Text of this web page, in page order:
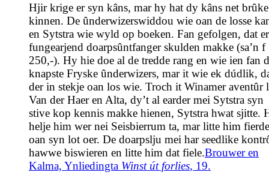
Hjir krige er syn kâns, mar hy hat dy kâns net brûke
kinnen. De ûnderwizerswiddou wie oan de losse
en Sytstra wie wyld op boeken. Fan gefolgen, dat
fungearjend doarpsûntfanger skulden makke (sa’n f
250,-). Hy hie doe al de tredde rang en wie ien fan
knapste Fryske ûnderwizers, mar it wie ek dúdlik,
der in stekje oan los wie. Troch it Winamer aventûr
Van der Haer en Alta, dy’t al earder mei Sytstra syn
stive kop kennis makke hienen, Sytstra hwat sjitte.
helje him wer nei Seisbierrum ta, mar litte him
oan syn lot oer. De doarpslju mei har seedlike
hawwe biswieren en litte him dat fiele.Brouwer en
Kalma, Ynliedingta Winst út forlies, 19.